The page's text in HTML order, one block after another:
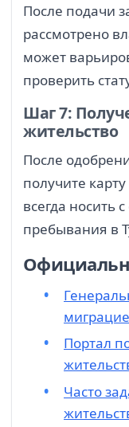
После подачи
рассмотрено
может
проверить
Шаг 7:
жительство
После
получите
всегда носить
пребывания в
Портал
Часто